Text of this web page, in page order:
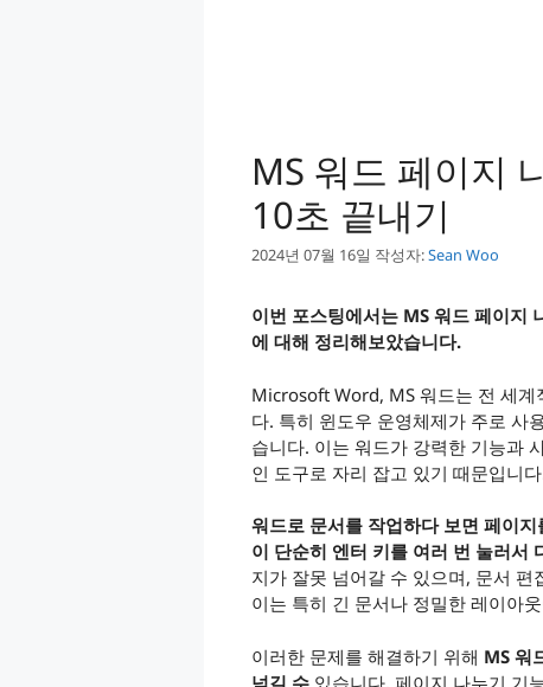
MS 워드 페이지
10초 끝내기
2024년 07월 16일 작성자:Sean Woo
이번 포스팅에서는 MS 워드 페이지
에 대해 정리해보았습니다.
Microsoft Word, MS 워드는 전 세계
다. 특히 윈도우 운영체제가 주로 사
습니다. 이는 워드가 강력한 기능과
인 도구로 자리 잡고 있기 때문입니
워드로 문서를 작업하다 보면 페이
이 단순히 엔터 키를 여러 번 눌러서
지가 잘못 넘어갈 수 있으며, 문서
이는 특히 긴 문서나 정밀한 레이아
이러한 문제를 해결하기 위해 MS 워
넘길 수 있습니다. 페이지 나누기 기